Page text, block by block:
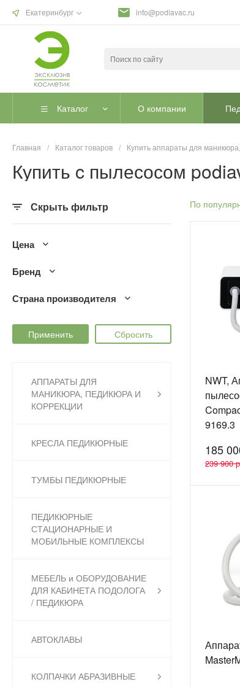
Екатеринбург info@podiavac.ru
Каталог О компании
Главная / Каталог товаров / Купить аппараты для
Купить c пылесосом
Скрыть фильтр
Цена
Бренд
Страна производителя
АППАРАТЫ ДЛЯ
МАНИКЮРА, ПЕДИКЮРА И
КОРРЕКЦИИ
КРЕСЛА ПЕДИКЮРНЫЕ
ТУМБЫ ПЕДИКЮРНЫЕ
ПЕДИКЮРНЫЕ
СТАЦИОНАРНЫЕ И
МОБИЛЬНЫЕ КОМПЛЕКСЫ
МЕБЕЛЬ и ОБОРУДОВАНИЕ
ДЛЯ КАБИНЕТА ПОДОЛОГА
/ ПЕДИКЮРА
АВТОКЛАВЫ
КОЛПАЧКИ АБРАЗИВНЫЕ
По
NWT,
9169.3
185
239 900